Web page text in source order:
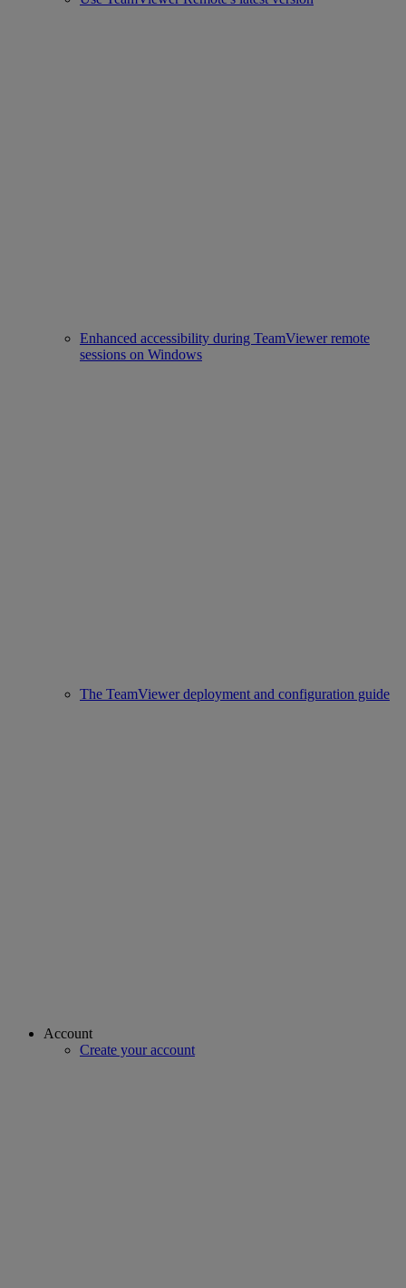
Enhanced accessibility during TeamViewer remote
sessions on Windows
The TeamViewer deployment and configuration guide
Account
Create your account